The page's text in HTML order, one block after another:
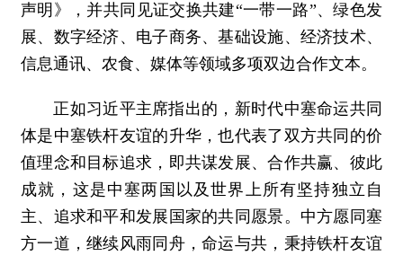
声明》，并共同见证交换共建“一带一路”、绿色发
展、数字经济、电子商务、基础设施、经济技术、
信息通讯、农食、媒体等领域多项双边合作文本。
正如习近平主席指出的，新时代中塞命运共同
体是中塞铁杆友谊的升华，也代表了双方共同的价
值理念和目标追求，即共谋发展、合作共赢、彼此
成就，这是中塞两国以及世界上所有坚持独立自
主、追求和平和发展国家的共同愿景。中方愿同塞
方一道，继续风雨同舟，命运与共，秉持铁杆友谊